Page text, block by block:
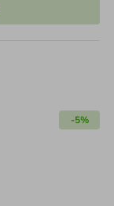
-5%